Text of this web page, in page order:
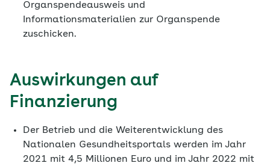
Organspendeausweis und
Informationsmaterialien zur Organspende
zuschicken.
Auswirkungen auf
Finanzierung
Der Betrieb und die Weiterentwicklung des
Nationalen Gesundheitsportals werden im Jahr
2021 mit 4,5 Millionen Euro und im Jahr 2022 mit